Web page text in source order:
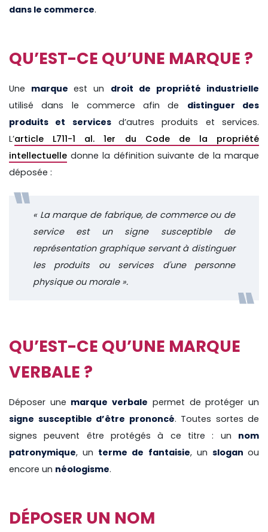
dans le commerce.
QU’EST-CE QU’UNE MARQUE ?
Une marqueest un droit de propriété industrielle
utilisé dans le commerce afin de distinguer des
produits et servicesd’autres produits et services.
L’article L711-1 al. 1er du Code de la propriété
intellectuelle donne la définition suivante de la marque
déposée :
« La marque de fabrique, de commerce ou de
service est un signe susceptible de
représentation graphique servant à distinguer
les produits ou services d'une personne
physique ou morale ».
QU’EST-CE QU’UNE MARQUE
VERBALE ?
Déposer une marque verbale permet de protéger un
signe susceptible d’être prononcé. Toutes sortes de
signes peuvent être protégés à ce titre : un nom
patronymique, un terme de fantaisie, un sloganou
encore un néologisme.
DÉPOSER UN NOM